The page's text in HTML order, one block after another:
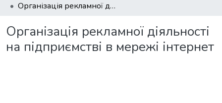
Організація рекламної діяльності на підприємстві в мережі інтернет
Організація рекламної діяльності
на підприємстві в мережі інтернет